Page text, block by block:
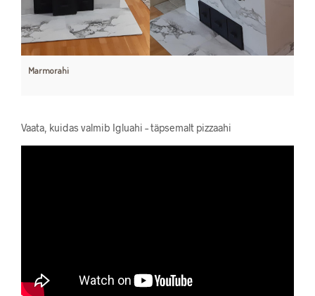
Marmorahi
Vaata, kuidas valmib Igluahi – täpsemalt pizzaahi